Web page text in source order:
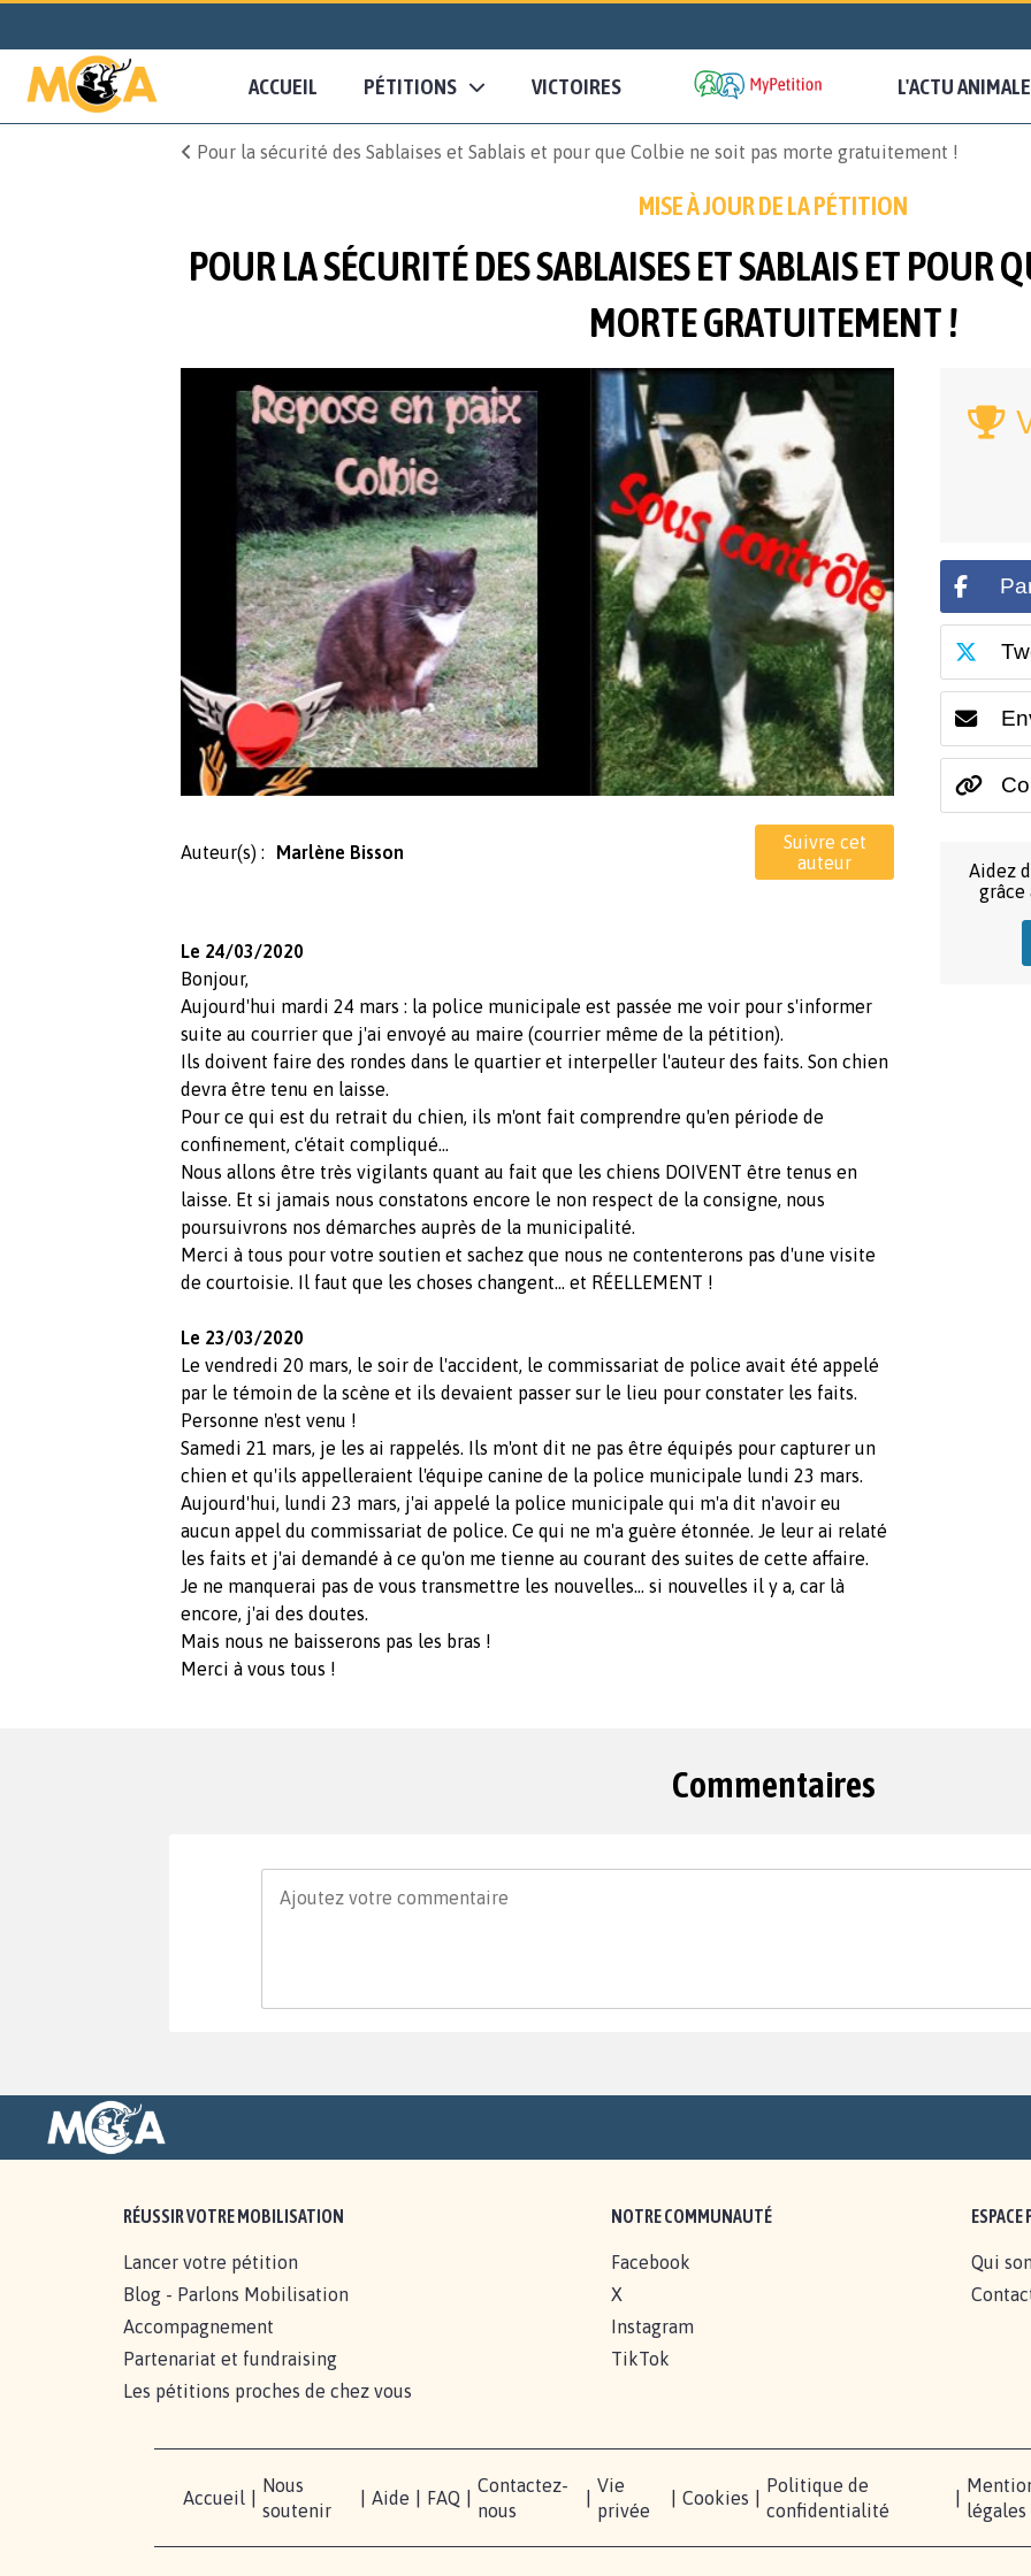
ACCUEIL PÉTITIONS VICTOIRES L'ACTU ANIMALE
Pour la sécurité des Sablaises et Sablais et pour que Colbie ne soit pas morte gratuitement !
MISE À JOUR DE LA PÉTITION
POUR LA SÉCURITÉ DES SABLAISES ET SABLAIS ET POUR
MORTE GRATUITEMENT !
Auteur(s) : Marlène Bisson
Suivre cet
auteur
Le 24/03/2020
Bonjour,
Aujourd'hui mardi 24 mars : la police municipale est passée me voir pour s'informer
suite au courrier que j'ai envoyé au maire (courrier même de la pétition).
Ils doivent faire des rondes dans le quartier et interpeller l'auteur des faits. Son chien
devra être tenu en laisse.
Pour ce qui est du retrait du chien, ils m'ont fait comprendre qu'en période de
confinement, c'était compliqué...
Nous allons être très vigilants quant au fait que les chiens DOIVENT être tenus en
laisse. Et si jamais nous constatons encore le non respect de la consigne, nous
poursuivrons nos démarches auprès de la municipalité.
Merci à tous pour votre soutien et sachez que nous ne contenterons pas d'une visite
de courtoisie. Il faut que les choses changent... et RÉELLEMENT !
Le 23/03/2020
Le vendredi 20 mars, le soir de l'accident, le commissariat de police avait été appelé
par le témoin de la scène et ils devaient passer sur le lieu pour constater les faits.
Personne n'est venu !
Samedi 21 mars, je les ai rappelés. Ils m'ont dit ne pas être équipés pour capturer un
chien et qu'ils appelleraient l'équipe canine de la police municipale lundi 23 mars.
Aujourd'hui, lundi 23 mars, j'ai appelé la police municipale qui m'a dit n'avoir eu
aucun appel du commissariat de police. Ce qui ne m'a guère étonnée. Je leur ai relaté
les faits et j'ai demandé à ce qu'on me tienne au courant des suites de cette affaire.
Je ne manquerai pas de vous transmettre les nouvelles... si nouvelles il y a, car là
encore, j'ai des doutes.
Mais nous ne baisserons pas les bras !
Merci à vous tous !
Aidez
grâce
Commentaires
RÉUSSIR VOTRE MOBILISATION
Lancer votre pétition
Blog - Parlons Mobilisation
Accompagnement
Partenariat et fundraising
Les pétitions proches de chez vous
NOTRE COMMUNAUTÉ
Facebook
X
Instagram
TikTok
ESPACE
Qui
Accueil
Nous
soutenir
Aide FAQ
Contactez-
nous
Vie
privée
Cookies
Politique de
confidentialité
légales